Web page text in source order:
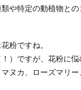
や特定の動植物と
粉ですね。
）ですが、花粉に
ヌカ、ローズマリー